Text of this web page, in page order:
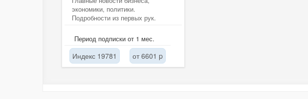
экономики, политики.
Подробности из первых рук.
Период подписки от 1 мес.
Индекс 19781 от 6601 p